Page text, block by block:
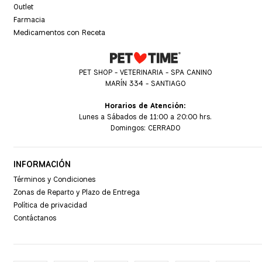
Outlet
Farmacia
Medicamentos con Receta
PET SHOP - VETERINARIA - SPA CANINO
MARÍN 334 - SANTIAGO
Horarios de Atención:
Lunes a Sábados de 11:00 a 20:00 hrs.
Domingos: CERRADO
INFORMACIÓN
Términos y Condiciones
Zonas de Reparto y Plazo de Entrega
Política de privacidad
Contáctanos